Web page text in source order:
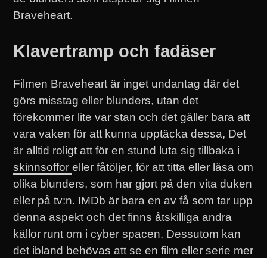
Braveheart.
Klavertramp och fadäser
Filmen Braveheart är inget undantag där det
görs misstag eller blunders, utan det
förekommer lite var stan och det gäller bara att
vara vaken för att kunna upptäcka dessa, Det
är alltid roligt att för en stund luta sig tillbaka i
skinnsofforeller fåtöljer, för att titta eller läsa om
olika blunders, som har gjort på den vita duken
eller på tv:n. IMDb är bara en av få som tar upp
denna aspekt och det finns åtskilliga andra
källor runt om i cyber spacen. Dessutom kan
det ibland behövas att se en film eller serie mer